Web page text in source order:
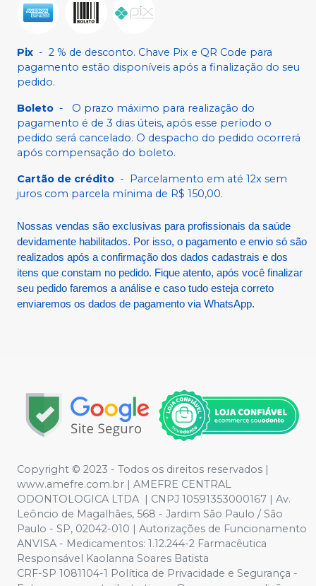
Pix - 2 % de desconto. Chave Pix e QR Code para
pagamento estão disponíveis após a finalização do seu
pedido.
Boleto -
O prazo máximo para realização do
pagamento é de 3 dias úteis, após esse período o
pedido será cancelado. O despacho do pedido ocorrerá
após compensação do boleto.
Cartão de crédito - Parcelamento em até 12x sem
juros com parcela mínima de R$ 150,00.
Nossas vendas são exclusivas para profissionais da saúde
devidamente habilitados. Por isso, o pagamento e envio só são
realizados após a confirmação dos dados cadastrais e dos
itens que constam no pedido. Fique atento, após você finalizar
seu pedido faremos a análise e caso tudo esteja correto
enviaremos os dados de pagamento via WhatsApp.
Copyright © 2023 - Todos os direitos reservados |
www.amefre.com.br | AMEFRE CENTRAL
ODONTOLOGICA LTDA | CNPJ 10591353000167 | Av.
Leôncio de Magalhães, 568 - Jardim São Paulo / São
Paulo - SP, 02042-010 | Autorizações de Funcionamento
ANVISA - Medicamentos: 1.12.244-2 Farmacêutica
Responsável Kaolanna Soares Batista
CRF-SP 1081104-1 Política de Privacidade e Segurança -